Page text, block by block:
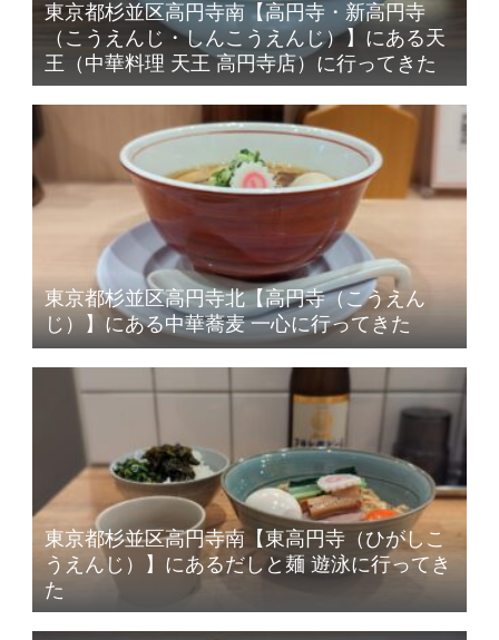
東京都杉並区高円寺南【高円寺・新高円寺
（こうえんじ・しんこうえんじ）】にある天
王（中華料理 天王 高円寺店）に行ってきた
東京都杉並区高円寺北【高円寺（こうえん
じ）】にある中華蕎麦 一心に行ってきた
東京都杉並区高円寺南【東高円寺（ひがしこ
うえんじ）】にあるだしと麺 遊泳に行ってき
た